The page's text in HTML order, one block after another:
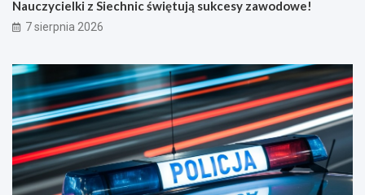
Nauczycielki z Siechnic świętują sukcesy zawodowe!
7 sierpnia 2026